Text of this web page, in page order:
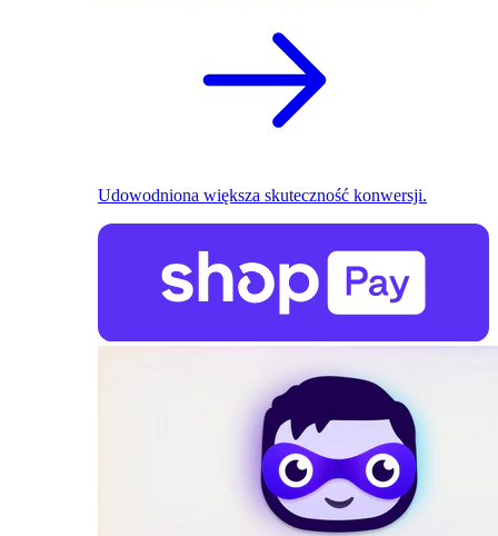
Udowodniona większa skuteczność konwersji.